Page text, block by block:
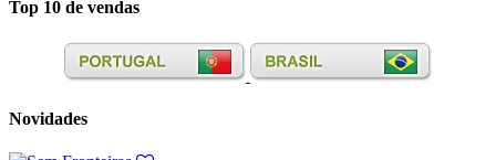
Top 10 de vendas
Novidades